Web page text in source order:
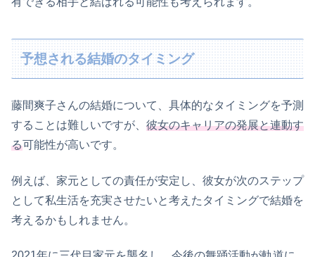
予想される結婚のタイミング
藤間爽子さんの結婚について、具体的なタイミングを予測
することは難しいですが、 彼女のキャリアの発展と連動す
る可能性が高いです。
例えば、家元としての責任が安定し、彼女が次のステップ
として私生活を充実させたいと考えたタイミングで結婚を
考えるかもしれません。